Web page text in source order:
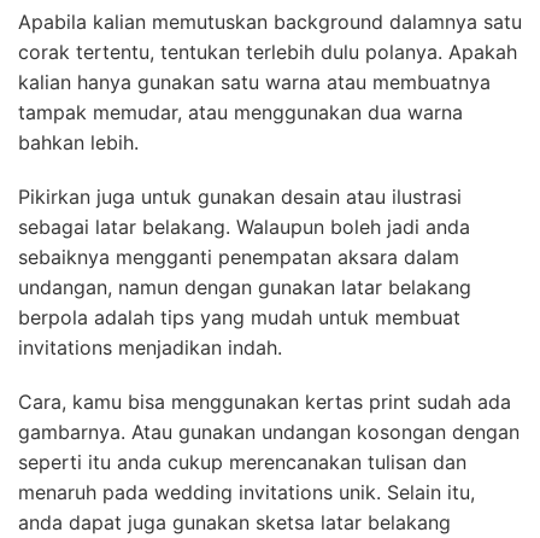
Apabila kalian memutuskan background dalamnya satu
corak tertentu, tentukan terlebih dulu polanya. Apakah
kalian hanya gunakan satu warna atau membuatnya
tampak memudar, atau menggunakan dua warna
bahkan lebih.
Pikirkan juga untuk gunakan desain atau ilustrasi
sebagai latar belakang. Walaupun boleh jadi anda
sebaiknya mengganti penempatan aksara dalam
undangan, namun dengan gunakan latar belakang
berpola adalah tips yang mudah untuk membuat
invitations menjadikan indah.
Cara, kamu bisa menggunakan kertas print sudah ada
gambarnya. Atau gunakan undangan kosongan dengan
seperti itu anda cukup merencanakan tulisan dan
menaruh pada wedding invitations unik. Selain itu,
anda dapat juga gunakan sketsa latar belakang